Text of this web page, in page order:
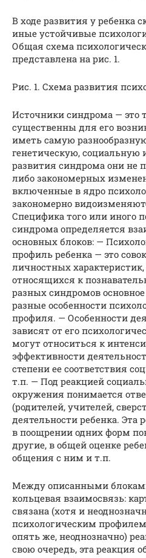
В ходе развития у ребенка
иные устойчивые
Общая схема
представлена на рис. 1.
Рис. 1. Схема развития
Источники синдрома — это
существенны для его
иметь самую
генетическую, социальную
развития синдрома они не
либо закономерных
включенные в ядро
закономерно
Специфика того или иного
синдрома определяется
основных блоков: —
профиль ребенка — это
личностных характеристик,
относящихся к
разных синдромов
разные особенности
профиля. — Особенности
зависят от его
могут относиться к
эффективности
степени ее соответствия
т.п. — Под реакцией
окружения понимается
(родителей, учителей,
деятельности ребенка. Эта
в поощрении одних форм
другие, в общей оценке
общения с ним и т.п.
Между описанными
кольцевая взаимосвязь:
связана (хотя и
психологическим
опять же, неоднозначно)
свою очередь, эта реакция